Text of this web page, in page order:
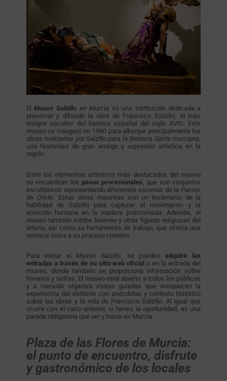
ElMuseo Salzillo en Murcia es una institución dedicada a
preservar y difundir la obra de Francisco Salzillo, el más
insigne escultor del barroco español del siglo XVIII. Este
museo se inauguró en 1960 para albergar principalmente las
obras realizadas por Salzillo para laSemana Santa murciana,
una festividad de gran arraigo y expresión artística en la
región.
Entre los elementos artísticos más destacados delmuseo
se encuentran los pasos procesionales , que son conjuntos
escultóricos representando diferentes escenas de la Pasión
de Cristo . Estas obras maestras son un testimonio de la
habilidad de Salzillo para capturar el movimiento y la
emoción humana en la madera policromada. Además, el
museo también exhibe belenes y otras figuras religiosas del
artista, así como su herramienta de trabajo, que ofrece una
ventana única a su proceso creativo.
Para visitar el Museo Salzillo , se pueden adquirir las
entradas a través de su sitio web oficial o en la entrada del
museo, donde también se proporciona información sobre
horarios y tarifas. El museo está abierto a todos los públicos
y a menudo organiza visitas guiadas que enriquecen la
experiencia del visitante con anécdotas y contexto histórico
sobre las obras y la vida de Francisco Salzillo. Al igual que
ocurre con el caso anterior, si tienes la oportunidad, es una
parada obligatoria que ver y hacer en Murcia.
Plaza de las Flores de Murcia:
el punto de encuentro, disfrute
y gastronómico de los locales